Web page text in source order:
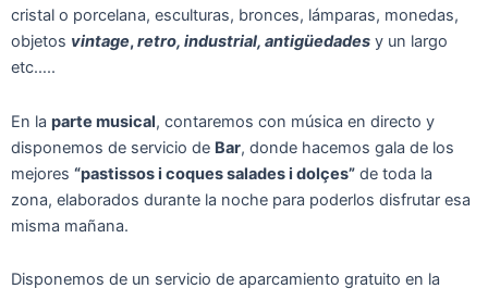
cristal o porcelana, esculturas, bronces, lámparas, monedas,
objetos vintage,retro, industrial, antigüedades y un largo
etc…..
En la parte musical, contaremos con música en directo y
disponemos de servicio de Bar, donde hacemos gala de los
mejores “pastissos i coques salades i dolçes” de toda la
zona, elaborados durante la noche para poderlos disfrutar esa
misma mañana.
Disponemos de un servicio de aparcamiento gratuito en la